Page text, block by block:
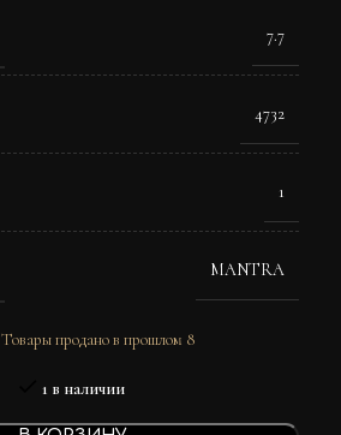
7.7
4732
1
MANTRA
Товары продано в прошлом 8
1 в наличии